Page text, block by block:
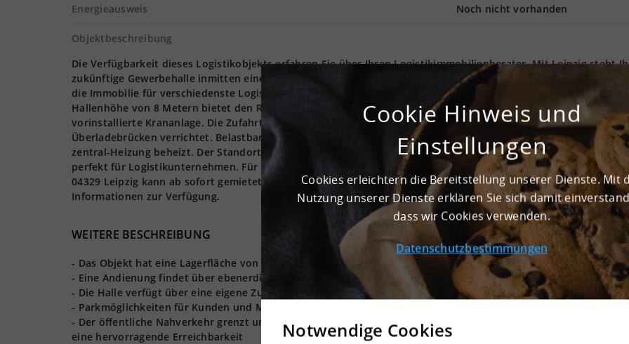
Energieausweis Noch nicht vorhanden
Objektbeschreibung
Die Verfügbarkeit dieses Logistikobjekts erfahren Sie über Ihren Logistikimmobilienberater. Mit Leipzig steht
zukünftige Gewerbehalle inmitten einer aufstrebenden Logistikregion. Mit einer reinen Lagerfläche von 7.000
die Immobilie für verschiedenste Logistikprozesse bereit. Die Gesamtfläche umfasst ca. 7.000 m². Die besondere
Hallenhöhe von 8 Metern bietet den Raum für extra große Lagerregale. Im Objekt befindet sich auch eine
vorinstallierte Krananlage. Die Zufahrt sowie die Be- und Entladevorgänge werden über ein Andienungssystem
Überladebrücken verrichtet. Belastbar ist der Boden des Objekts mit 6.000 kg pro m². Die gesamte Immobilie
zentral-Heizung beheizt. Der Standort in Leipzig ist gut an das Verkehrsnetz angeschlossen und eignet sich
perfekt für Logistikunternehmen. Für komfortable An- und Abreisen sorgen Pkw-Stellplätze. Die
04329 Leipzig kann ab sofort gemietet werden. Die Logivest Gruppe steht Ihnen gerne bezüglich weiterer
Informationen zur Verfügung.
WEITERE BESCHREIBUNG
- Das Objekt hat eine Lagerfläche von ca. 7000 m² und ist optimal zur Lagerung geeignet
- Eine Andienung findet über ebenerdigen Toren und Rampen statt
- Die Halle verfügt über eine eigene Zufahrt sowie einen großzügigen Hof, in dem LKWs problemlos rangieren
- Parkmöglichkeiten für Kunden und Mitarbeiter stehen in ausreichender Anzahl zur Verfügung
- Der öffentliche Nahverkehr grenzt unmittelbar an das Grundstück an und ermöglicht Mitarbeitern als auch
eine hervorragende Erreichbarkeit
Cookie Hinweis und
Einstellungen
Cookies erleichtern die Bereitstellung unserer Dienste. Mit
Nutzung unserer Dienste erklären Sie sich damit
dass wir Cookies verwenden.
Datenschutzbestimmungen
Notwendige Cookies